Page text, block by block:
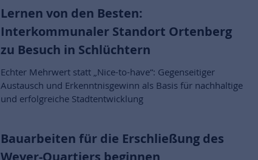
Lernen von den Besten:
Interkommunaler Standort Ortenberg
zu Besuch in Schlüchtern
Echter Mehrwert statt „Nice-to-have“: Gegenseitiger
Austausch und Erkenntnisgewinn als Basis für nachhaltige
und erfolgreiche Stadtentwicklung
Bauarbeiten für die Erschließung des
Wever-Quartiers beginnen